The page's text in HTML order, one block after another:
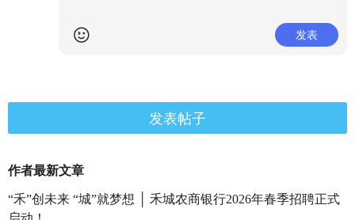
发表
发表帖子
作者最新文章
“禾”创未来 “城”就梦想 │ 禾城农商银行2026年春季招聘正式